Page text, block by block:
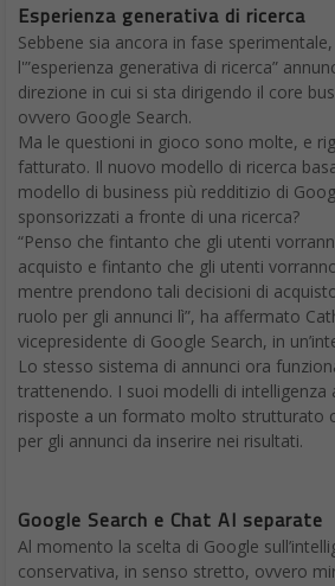
Esperienza generativa di ricerca
Sebbene sia ancora in fase
l'”esperienza generativa di ricerca”
direzione in cui si sta dirigendo il core
ovvero Google Search.
Ma le questioni in gioco sono molte, e
fatturato. Il nuovo modello di ricerca
modello di business più redditizio di
sponsorizzati a fronte di una ricerca?
“Penso che fintanto che gli utenti
acquisto e fintanto che gli utenti
mentre prendono tali decisioni di
ruolo per gli annunci lì”, ha affermato
vicepresidente di Google Search, in
Lo stesso sistema di annunci ora
trattenendo. I suoi modelli di intelligenza
risposte a un formato molto strutturato
per gli annunci da inserire nei risultati.
Google Search e Chat AI separate
Al momento la scelta di Google
conservativa, in senso stretto, ovvero